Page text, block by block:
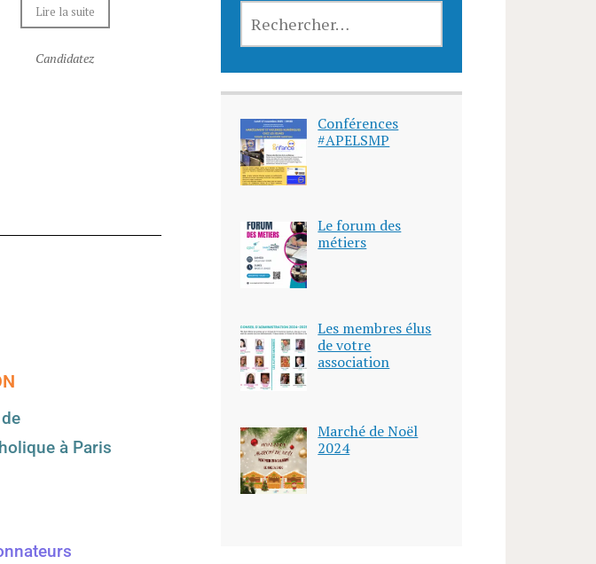
Lire la suite
Candidatez
à Paris
Conférences
#APELSMP
Le forum des
métiers
Les membres élus
de votre
association
Marché de Noël
2024